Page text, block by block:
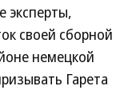
эксперты,
своей сборной
немецкой
Гарета